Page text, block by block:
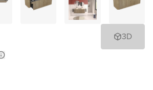
3D